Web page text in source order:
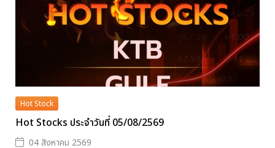
Hot Stock
Hot Stocks ประจำวันที่ 05/08/2569
04 สิงหาคม 2569